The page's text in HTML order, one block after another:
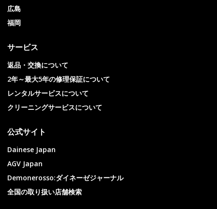
広島
福岡
サービス
返品・交換について
2年～最大5年の修理保証について
レンタルサービスについて
クリーニングサービスについて
公式サイト
Dainese Japan
AGV Japan
Demonerosso:ダイネーゼジャーナル
全国の取り扱い店舗検索